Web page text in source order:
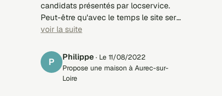
candidats présentés par locservice.
Peut-être qu'avec le temps le site sera
mieux connu
voir la suite
P Philippe · Le 11/08/2022
Propose une maison à Aurec-sur-
Loire